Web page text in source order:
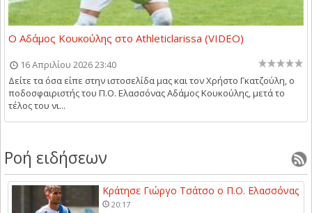
Ο Αδάμος Κουκούλης στο Athleticlarissa (VIDEO)
16 Απριλίου 2026 23:40
Δείτε τα όσα είπε στην ιστοσελίδα μας και τον Χρήστο Γκατζούλη, ο
ποδοσφαιριστής του Π.Ο. Ελασσόνας Αδάμος Κουκούλης, μετά το
τέλος του νι...
Ροή ειδήσεων
Κράτησε Γιώργο Τσάτσο ο Π.Ο. Ελασσόνας
20:17